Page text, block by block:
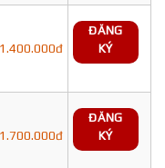
1.400.000đ
ĐĂNG
KÝ
1.700.000đ
ĐĂNG
KÝ